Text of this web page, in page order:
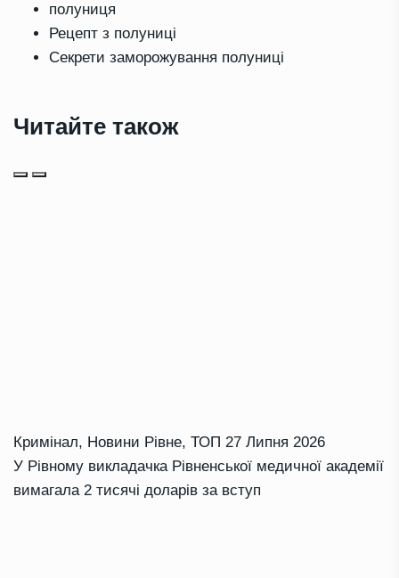
полуниця
Рецепт з полуниці
Секрети заморожування полуниці
Читайте також
Кримінал, Новини Рівне, ТОП 27 Липня 2026
У Рівному викладачка Рівненської медичної академії
вимагала 2 тисячі доларів за вступ